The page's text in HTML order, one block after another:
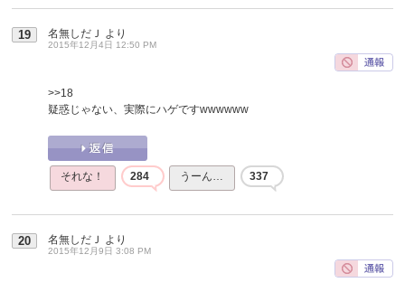
19 名無しだＪ より
2015年12月4日 12:50 PM
>>18
疑惑じゃない、実際にハゲですwwwwww
それな！ 284 うーん… 337
20 名無しだＪ より
2015年12月9日 3:08 PM